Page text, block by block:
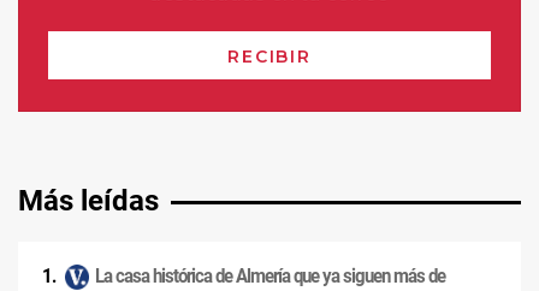
Más leídas
La casa histórica de Almería que ya siguen más de